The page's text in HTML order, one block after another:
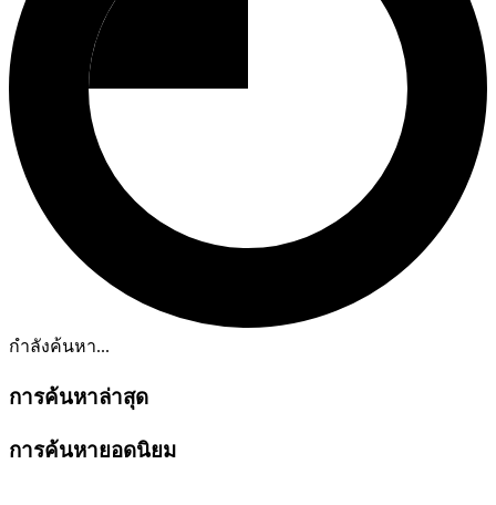
กำลังค้นหา...
การค้นหาล่าสุด
การค้นหายอดนิยม